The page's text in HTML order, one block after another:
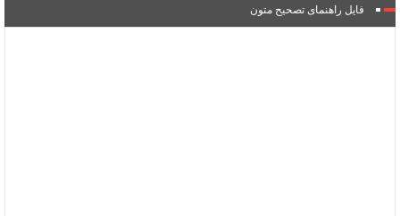
فایل راهنمای تصحیح متون